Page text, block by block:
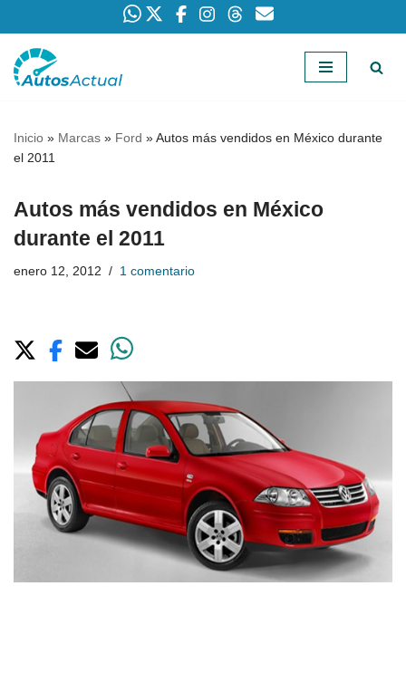
Saltar
Inicio » Marcas » Ford »Autos más vendidos en México durante
el 2011
Autos más vendidos en México
durante el 2011
enero 12, 2012 1 comentario